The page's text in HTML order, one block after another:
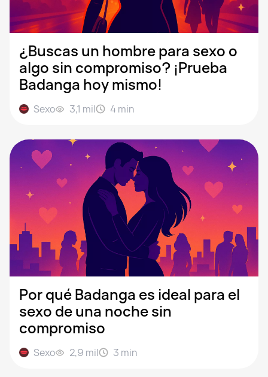
¿Buscas un hombre para sexo o
algo sin compromiso? ¡Prueba
Badanga hoy mismo!
Sexo 3,1 mil 4 min
Por qué Badanga es ideal para el
sexo de una noche sin
compromiso
Sexo 2,9 mil 3 min